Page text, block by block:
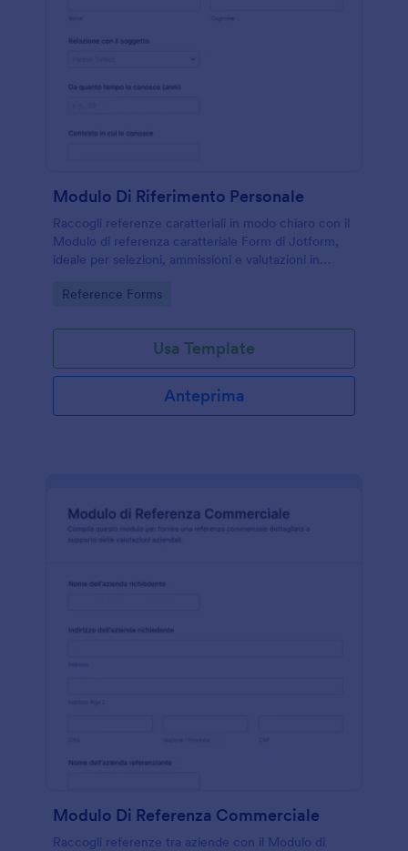
Modulo Di Riferimento Personale
Raccogli referenze caratteriali in modo chiaro con il
Modulo di referenza caratteriale Form di Jotform,
ideale per selezioni, ammissioni e valutazioni in
online.
Go to Category:
Reference Forms
Usa Template
Anteprima
Modulo Di Referenza Commerciale
Raccogli referenze tra aziende con il Modulo di